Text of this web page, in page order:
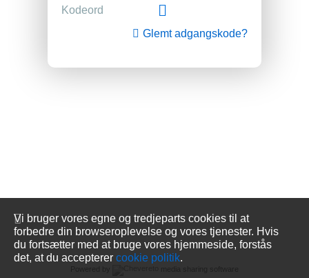
Glemt adgangskode?
Vi bruger vores egne og tredjeparts cookies til at
forbedre din browseroplevelse og vores tjenester. Hvis
du fortsætter med at bruge vores hjemmeside, forstås
det, at du accepterer cookie politik.